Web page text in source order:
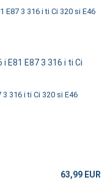
E81 E87 3 316 i ti Ci
316 i ti Ci 320 si E46
63,99 EUR